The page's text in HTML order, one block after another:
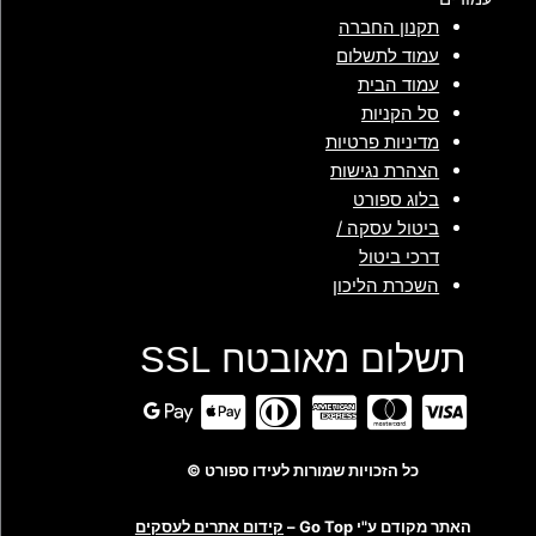
תקנון החברה
עמוד לתשלום
עמוד הבית
סל הקניות
מדיניות פרטיות
הצהרת נגישות
בלוג ספורט
ביטול עסקה /
דרכי ביטול
השכרת הליכון
תשלום מאובטח SSL
כל הזכויות שמורות לעידו ספורט ©
האתר מקודם ע"י Go Top – קידום אתרים לעסקים